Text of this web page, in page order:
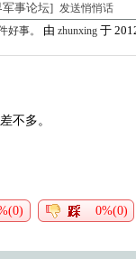
事论坛] 发送悄悄话
好事。 由 zhunxing 于
不多。
0%(0)